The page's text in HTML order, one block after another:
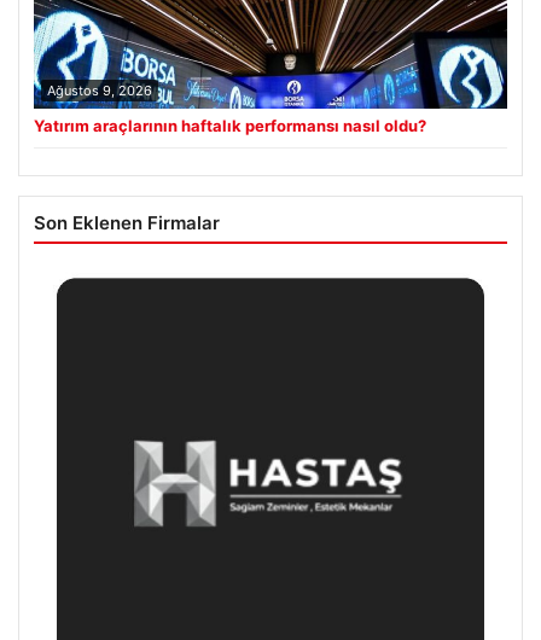
Ağustos 9, 2026
Yatırım araçlarının haftalık performansı nasıl oldu?
Son Eklenen Firmalar